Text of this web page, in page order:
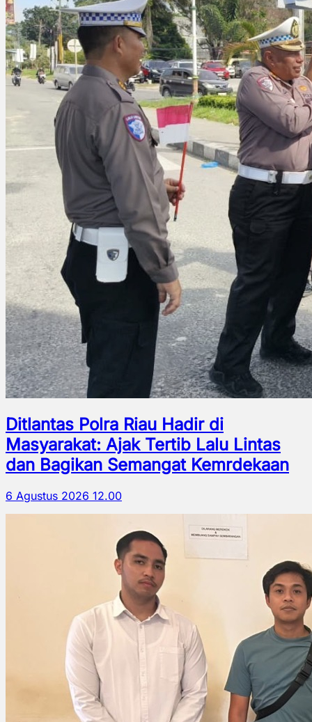
Ditlantas Polra Riau Hadir di
Masyarakat: Ajak Tertib Lalu Lintas
dan Bagikan Semangat Kemrdekaan
6 Agustus 2026 12.00